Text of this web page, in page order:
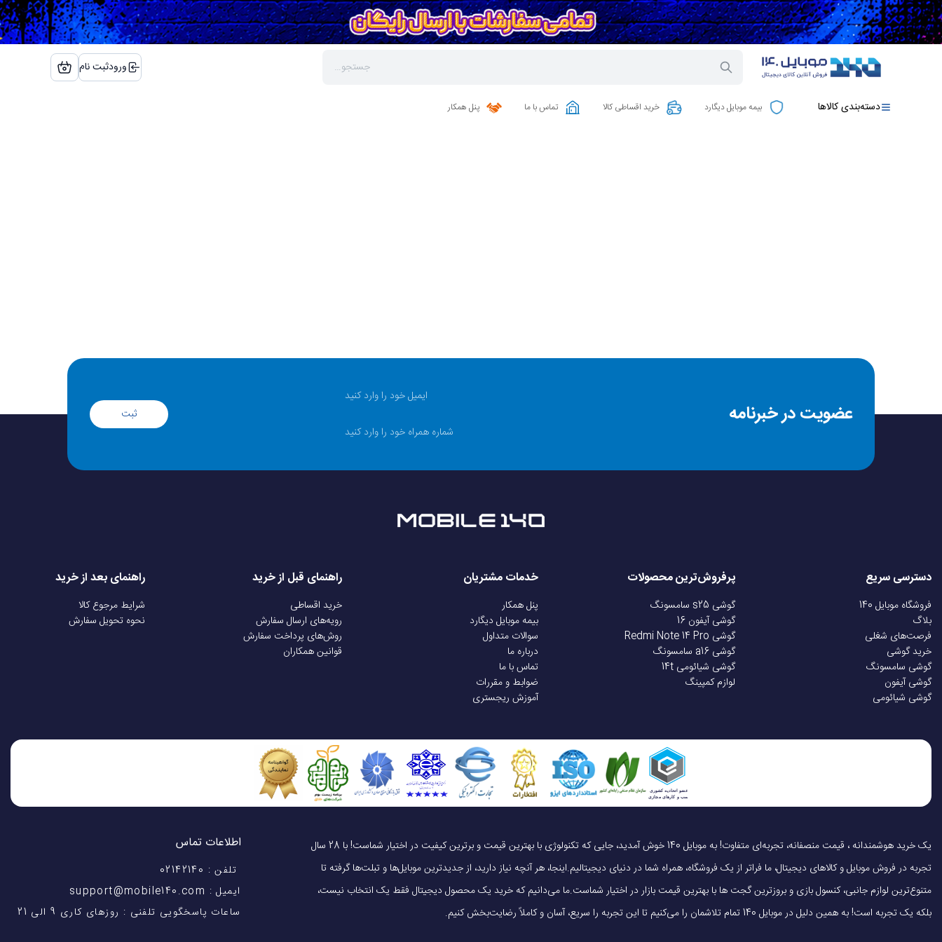
ورودثبت نام
دسته‌بندی کالاها بیمه موبایل دیگارد خرید اقساطی کالا تماس با ما پنل همکار
عضویت در خبرنامه ثبت
دسترسی سریع
فروشگاه موبایل 140
بلاگ
فرصت‌های شغلی
خرید گوشی
گوشی سامسونگ
گوشی آیفون
گوشی شیائومی
پرفروش‌ترین محصولات
گوشی s25 سامسونگ
گوشی آیفون 16
گوشی Redmi Note 14 Pro
گوشی a16 سامسونگ
گوشی شیائومی 14t
لوازم کمپینگ
خدمات مشتریان
پنل همکار
بیمه موبایل دیگارد
سوالات متداول
درباره ما
تماس با ما
ضوابط و مقررات
آموزش ریجستری
راهنمای قبل از خرید
خرید اقساطی
رویه‌های ارسال سفارش
روش‌های پرداخت سفارش
قوانین همکاران
راهنمای بعد از خرید
شرایط مرجوع کالا
نحوه تحویل سفارش
یک خرید هوشمندانه ، قیمت منصفانه، تجربه‌ای متفاوت! به موبایل 140 خوش آمدید، جایی که تکنولوژی با بهترین قیمت و برترین کیفیت در اختیار شماست! با 28 سال
تجربه در فروش موبایل و کالاهای دیجیتال، ما فراتر از یک فروشگاه، همراه شما در دنیای دیجیتالیم.اینجا، هر آنچه نیاز دارید، از جدیدترین موبایل‌ها و تبلت‌ها گرفته تا
متنوع‌ترین لوازم جانبی، کنسول بازی و بروزترین گجت ها با بهترین قیمت بازار در اختیار شماست.ما می‌دانیم که خرید یک محصول دیجیتال فقط یک انتخاب نیست،
بلکه یک تجربه است! به همین دلیل در موبایل 140 تمام تلاشمان را می‌کنیم تا این تجربه را سریع، آسان و کاملاً رضایت‌بخش کنیم.
اطلاعات تماس
تلفن : 02142140
ایمیل : support@mobile140.com
ساعات پاسخگویی تلفنی : روزهای کاری 9 الی 21